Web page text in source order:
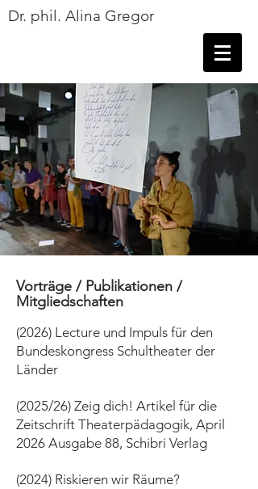
Dr. phil. Alina Gregor
Vorträge / Publikationen /
Mitgliedschaften
(2026) Lecture und Impuls für den
Bundeskongress Schultheater der
Länder
(2025/26) Zeig dich! Artikel für die
Zeitschrift Theaterpädagogik, April
2026 Ausgabe 88, Schibri Verlag
(2024) Riskieren wir Räume?